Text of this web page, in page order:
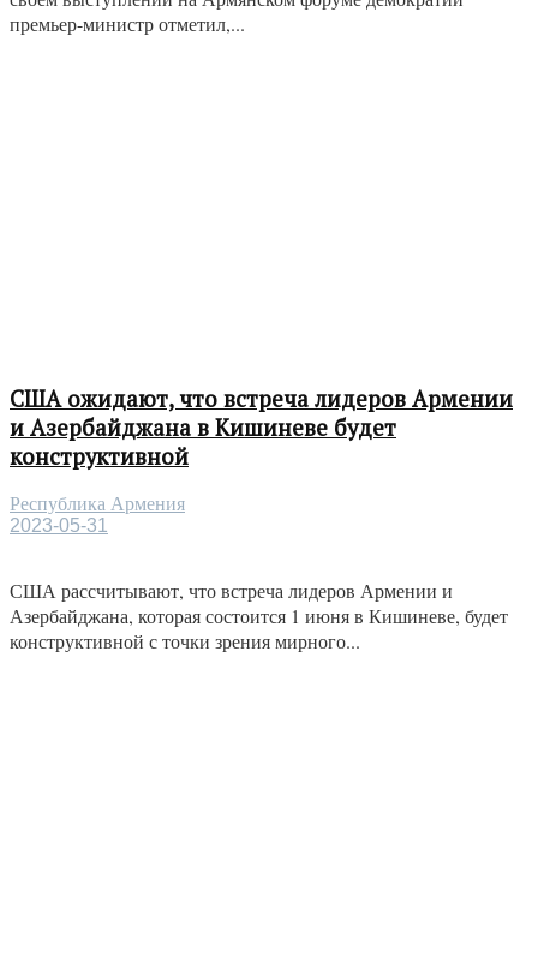
премьер-министр отметил,...
США ожидают, что встреча лидеров Армении
и Азербайджана в Кишиневе будет
конструктивной
Республика Армения
2023-05-31
США рассчитывают, что встреча лидеров Армении и
Азербайджана, которая состоится 1 июня в Кишиневе, будет
конструктивной с точки зрения мирного...